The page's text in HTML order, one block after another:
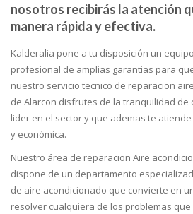
nosotros recibirás la atención
manera rápida y efectiva.
Kalderalia pone a tu disposición un
profesional de amplias garantias para
nuestro servicio tecnico de reparacion
de Alarcon disfrutes de la tranquilidad de
lider en el sector y que ademas te
y económica.
Nuestro área de reparacion Aire
dispone de un departamento
de aire acondicionado que convierte en
resolver cualquiera de los problemas